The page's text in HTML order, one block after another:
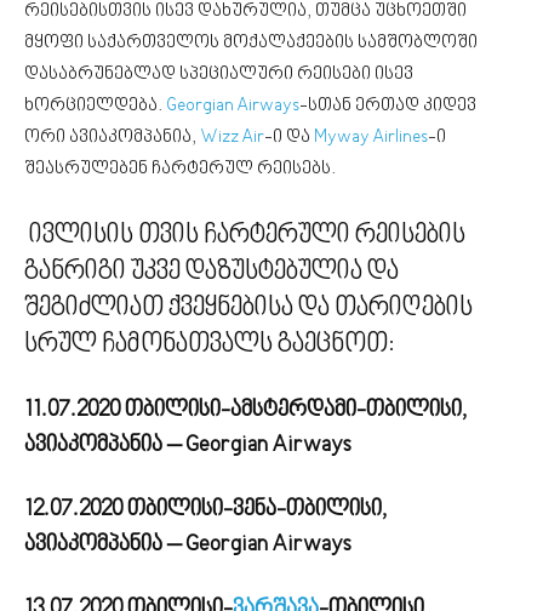
რეისებისთვის ისევ დახურულია, თუმცა უცხოეთში
მყოფი საქართველოს მოქალაქეების სამშობლოში
დასაბრუნებლად სპეციალური რეისები ისევ
ხორციელდება. Georgian Airways-სთან ერთად კიდევ
ორი ავიაკომპანია, Wizz Air-ი და Myway Airlines-ი
შეასრულებენ ჩარტერულ რეისებს.
ივლისის თვის ჩარტერული რეისების
განრიგი უკვე დაზუსტებულია და
შეგიძლიათ ქვეყნებისა და თარიღების
სრულ ჩამონათვალს გაეცნოთ:
11.07.2020 თბილისი-ამსტერდამი-თბილისი,
ავიაკომპანია – Georgian Airways
12.07.2020 თბილისი-ვენა-თბილისი,
ავიაკომპანია – Georgian Airways